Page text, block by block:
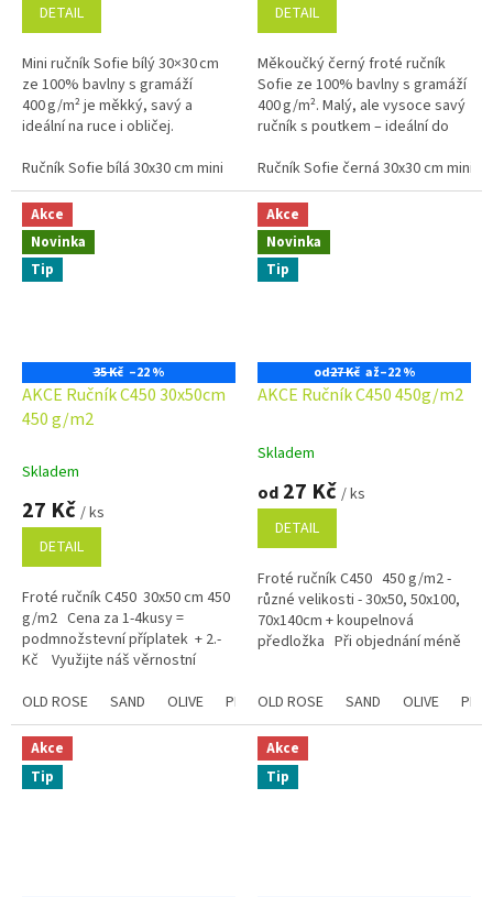
DETAIL
Mini ručník Sofie bílý 30×30 cm
ze 100% bavlny s gramáží
400 g/m² je měkký, savý a
ideální na ruce i obličej.
zajišťují univerzální využití doma
i na...
Ručník Sofie bílá 30x30 cm mini
DETAIL
Měkoučký černý froté ručník
Sofie ze 100% bavlny s gramáží
400 g/m². Malý, ale vysoce savý
ručník s poutkem – ideální do
hosty.
Ručník Sofie černá 30x30 cm mini
Akce
Novinka
Tip
35 Kč –22 %
AKCE Ručník C450 30x50cm
450 g/m2
Skladem
27 Kč / ks
DETAIL
Froté ručník C450 30x50 cm 450
g/m2 Cena za 1-4kusy =
podmnožstevní příplatek + 2.-
Kč Využijte náš věrnostní
OLD ROSE
SAND OLIVE PLUM STEEL CHAMPAGNE
Akce
Novinka
Tip
od27 Kč až–22 %
AKCE Ručník C450 450g/m2
Průměrné
produktu
5,0
5
hvězdiček.
Skladem
od 27 Kč / ks
DETAIL
Froté ručník C450 450 g/m2 -
různé velikosti - 30x50, 50x100,
70x140cm + koupelnová
předložka Při objednání méně
OLD ROSE
SAND OLIVE
Akce
Tip
Akce
Tip